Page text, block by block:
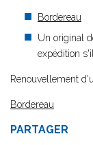
Bordereau
Un original
expédition
Renouvellement
Bordereau
PARTAGER